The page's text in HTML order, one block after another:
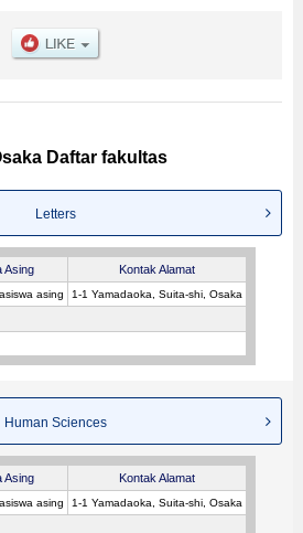
Foreign StudiesatauFakultas
English Courses), serta berbagai
Daftar fakultas
Letters
Asing Kontak Alamat
asing 1-1 Yamadaoka, Suita-shi, Osaka
Human Sciences
Asing Kontak Alamat
asing 1-1 Yamadaoka, Suita-shi, Osaka